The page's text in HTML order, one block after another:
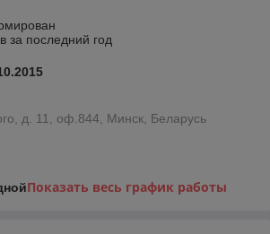
за последний год
д. 11, оф.844, Минск, Беларусь
Показать весь график работы